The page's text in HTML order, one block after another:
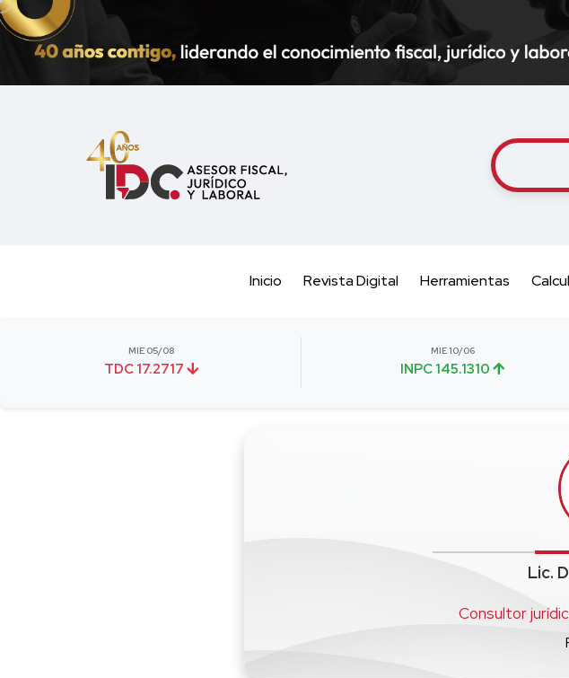
Inicio Revista Digital Herramientas
MIE 05/08
TDC 17.2717
MIE 10/06
INPC 145.1310
Lic.
Consultor